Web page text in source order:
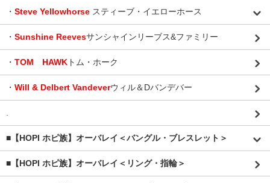
・ Steve Yellowhorse スティーブ・イエローホース
・ Sunshine Reevesサンシャインリーブス&ファミリー
・ TOM HAWK トム・ホーク
・ Will & Delbert Vandeverウィル＆Dバンデバー
.
■【HOPI ホピ族】オーバレイ＜バングル・ブレスレット＞
■【HOPI ホピ族】オーバレイ＜リング・指輪＞